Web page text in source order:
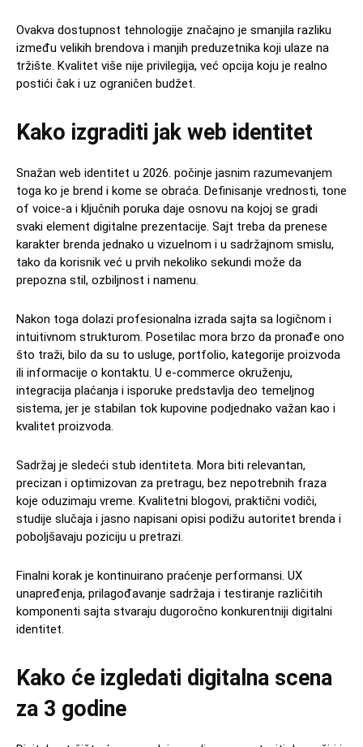
Ovakva dostupnost tehnologije značajno je smanjila razliku
između velikih brendova i manjih preduzetnika koji ulaze na
tržište. Kvalitet više nije privilegija, već opcija koju je realno
postići čak i uz ograničen budžet.
Kako izgraditi jak web identitet
Snažan web identitet u 2026. počinje jasnim razumevanjem
toga ko je brend i kome se obraća. Definisanje vrednosti, tone
of voice-a i ključnih poruka daje osnovu na kojoj se gradi
svaki element digitalne prezentacije. Sajt treba da prenese
karakter brenda jednako u vizuelnom i u sadržajnom smislu,
tako da korisnik već u prvih nekoliko sekundi može da
prepozna stil, ozbiljnost i namenu.
Nakon toga dolazi profesionalna izrada sajta sa logičnom i
intuitivnom strukturom. Posetilac mora brzo da pronađe ono
što traži, bilo da su to usluge, portfolio, kategorije proizvoda
ili informacije o kontaktu. U e-commerce okruženju,
integracija plaćanja i isporuke predstavlja deo temeljnog
sistema, jer je stabilan tok kupovine podjednako važan kao i
kvalitet proizvoda.
Sadržaj je sledeći stub identiteta. Mora biti relevantan,
precizan i optimizovan za pretragu, bez nepotrebnih fraza
koje oduzimaju vreme. Kvalitetni blogovi, praktični vodiči,
studije slučaja i jasno napisani opisi podižu autoritet brenda i
poboljšavaju poziciju u pretrazi.
Finalni korak je kontinuirano praćenje performansi. UX
unapređenja, prilagođavanje sadržaja i testiranje različitih
komponenti sajta stvaraju dugoročno konkurentniji digitalni
identitet.
Kako će izgledati digitalna scena
za 3 godine